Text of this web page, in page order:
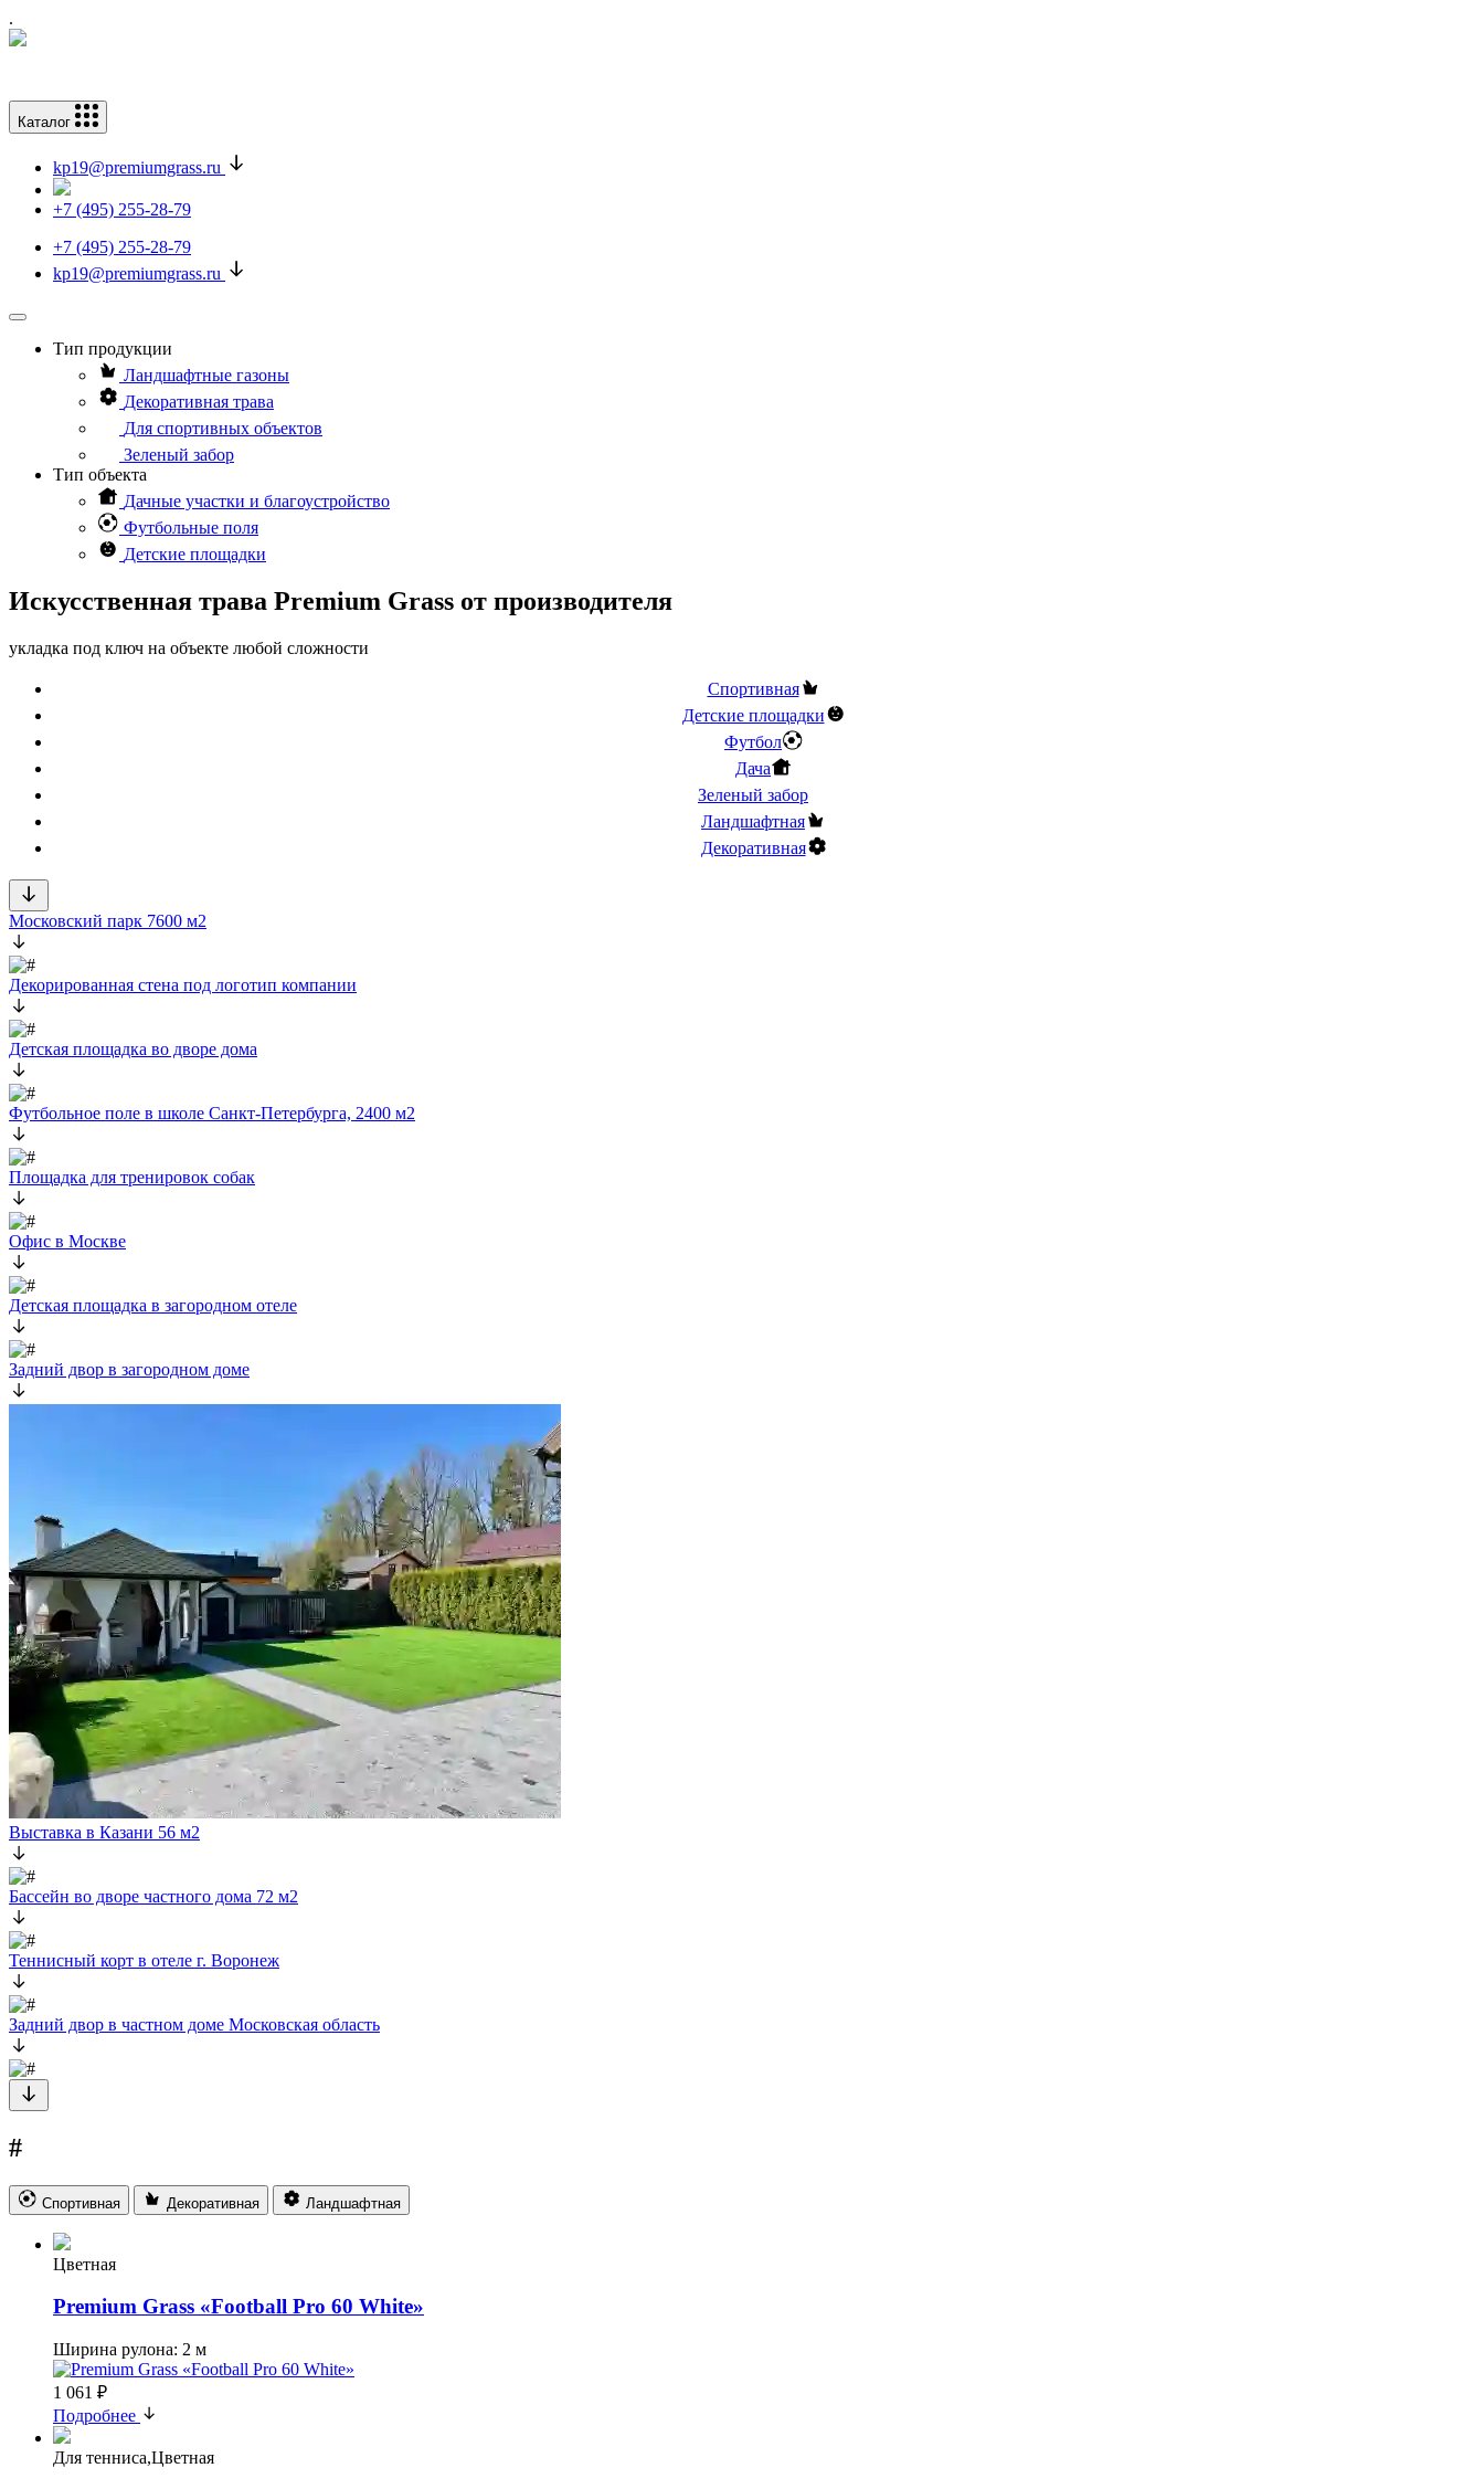
.
Каталог
kp19@premiumgrass.ru
+7 (495) 255-28-79
+7 (495) 255-28-79
kp19@premiumgrass.ru
Тип продукции
Ландшафтные газоны
Декоративная трава
Для спортивных объектов
Зеленый забор
Тип объекта
Дачные участки и благоустройство
Футбольные поля
Детские площадки
Искусственная трава Premium Grass от производителя
укладка под ключ на объекте любой сложности
Спортивная
Детские площадки
Футбол
Дача
Зеленый забор
Ландшафтная
Декоративная
Московский парк 7600 м2
Декорированная стена под логотип компании
Детская площадка во дворе дома
Футбольное поле в школе Санкт-Петербурга, 2400 м2
Площадка для тренировок собак
Офис в Москве
Детская площадка в загородном отеле
Задний двор в загородном доме
Выставка в Казани 56 м2
Бассейн во дворе частного дома 72 м2
Теннисный корт в отеле г. Воронеж
Задний двор в частном доме Московская область
#
Спортивная Декоративная Ландшафтная
Цветная
Premium Grass «Football Pro 60 White»
Ширина рулона: 2 м
1 061 ₽
Подробнее
Для тенниса,Цветная